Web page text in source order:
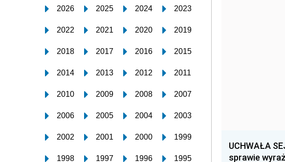
2026 2025 2024 2023
2022 2021 2020 2019
2018 2017 2016 2015
2014 2013 2012 2011
2010 2009 2008 2007
2006 2005 2004 2003
2002 2001 2000 1999
1998 1997 1996 1995
UCHWAŁA
sprawie